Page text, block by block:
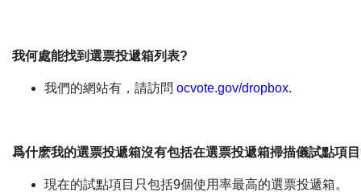
我何處能找到選票投遞箱列表?
我們的網站有，請訪問 ocvote.gov/dropbox.
爲什麽我的選票投遞箱沒有包括在選票投遞箱掃描儀試點項
現在的試點項目只包括9個使用率最高的選票投遞箱。